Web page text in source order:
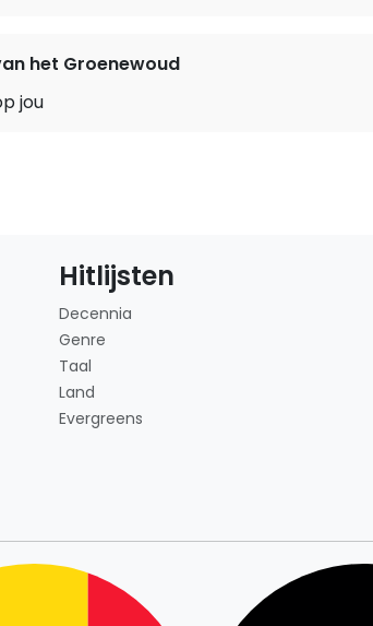
het Groenewoud
jou
Hitlijsten
Decennia
Genre
Taal
Land
Evergreens